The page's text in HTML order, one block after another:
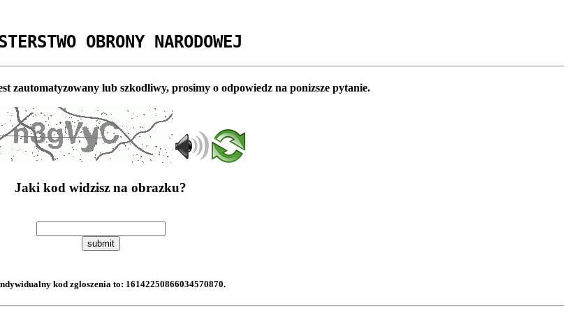
OBRONY NARODOWEJ
zautomatyzowany lub szkodliwy, prosimy o odpowiedz na ponizsze pytanie.
Jaki kod widzisz na obrazku?
submit
kod zgloszenia to: 16142250866034570870.